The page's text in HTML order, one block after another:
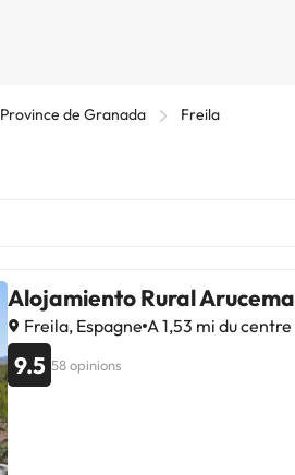
Province de Granada Freila
Alojamiento Rural Arucema
Freila, Espagne A 1,53 mi du centre
9.5 58 opinions